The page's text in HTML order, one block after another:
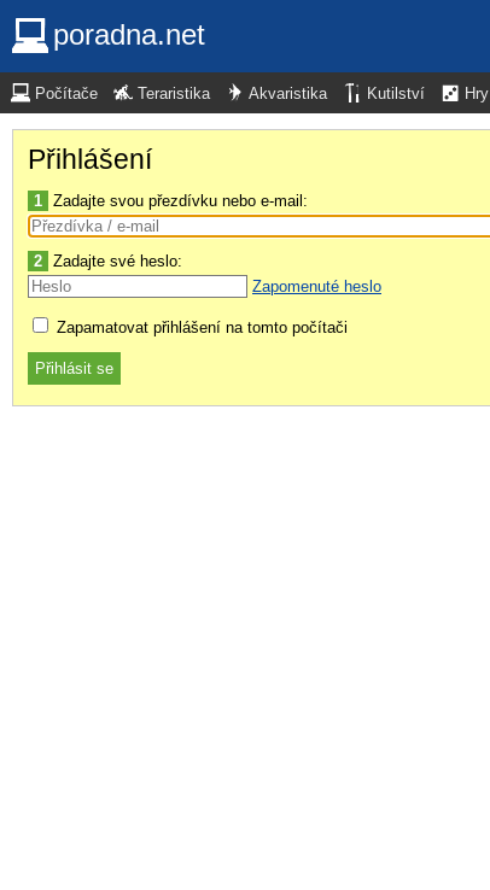
poradna.net
Počítače Teraristika Akvaristika Kutilství Hry
Přihlášení
1 Zadajte svou přezdívku nebo e-mail:
2 Zadajte své heslo:
Zapomenuté heslo
Zapamatovat přihlášení na tomto počítači